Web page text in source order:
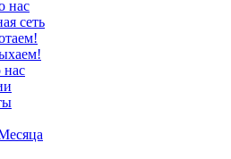
нас
сеть
нас